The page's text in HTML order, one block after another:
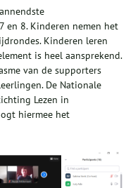
en 8. Kinderen nemen het
Kinderen leren
is heel aansprekend.
van de supporters
De Nationale
Lezen in
hiermee het